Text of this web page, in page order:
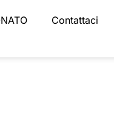
Contattaci